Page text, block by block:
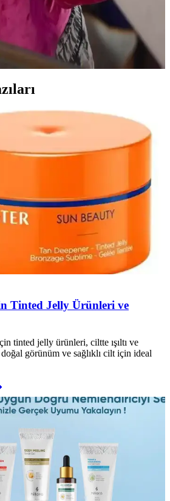
Teknikleri
ve doğal görünüm sağlar. Pudra ile
Kuyruk kısmı şekillendirme gibi yaratıcı
Tinted Jelly Ürünleri ve
tinted jelly ürünleri, ciltte ışıltı ve
doğal görünüm ve sağlıklı cilt için ideal